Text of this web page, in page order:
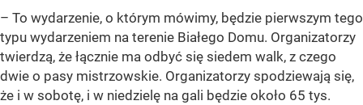
– To wydarzenie, o którym mówimy, będzie pierwszym tego
typu wydarzeniem na terenie Białego Domu. Organizatorzy
twierdzą, że łącznie ma odbyć się siedem walk, z czego
dwie o pasy mistrzowskie. Organizatorzy spodziewają się,
że i w sobotę, i w niedzielę na gali będzie około 65 tys.